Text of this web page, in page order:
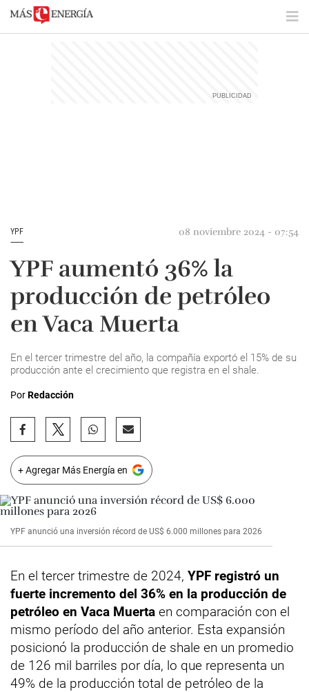
YPF 08 noviembre 2024 - 07:54
YPF aumentó 36% la
producción de petróleo
en Vaca Muerta
En el tercer trimestre del año, la compañía exportó el 15% de su
producción ante el crecimiento que registra en el shale.
PorRedacción
+ Agregar Más Energía en
YPF anunció una inversión récord de US$ 6.000 millones para 2026
En el tercer trimestre de 2024, YPF registró un
fuerte incremento del 36% en la producción de
petróleo en Vaca Muerta en comparación con el
mismo período del año anterior. Esta expansión
posicionó la producción de shale en un promedio
de 126 mil barriles por día, lo que representa un
49% de la producción total de petróleo de la